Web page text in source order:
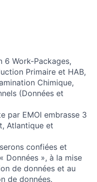
6 Work-Packages,
Primaire et HAB,
Chimique,
(Données et
par EMOI embrasse 3
Atlantique et
confiées et
Données », à la mise
de données et au
de données.